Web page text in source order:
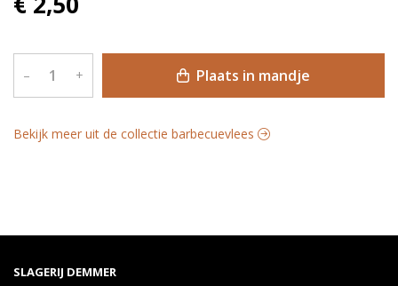
– + Plaats in mandje
Bekijk meer uit de collectie barbecuevlees
SLAGERIJ DEMMER